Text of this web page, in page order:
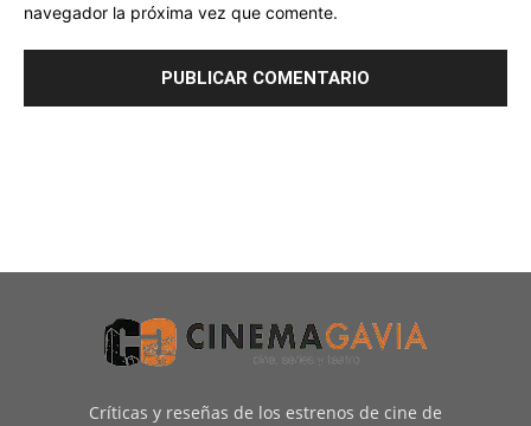
navegador la próxima vez que comente.
Críticas y reseñas de los estrenos de cine de